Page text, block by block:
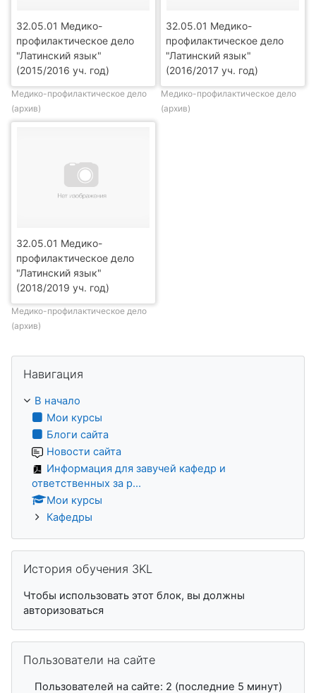
32.05.01 Медико-
профилактическое дело
"Латинский язык"
(2015/2016 уч. год)
Медико-профилактическое дело
(архив)
32.05.01 Медико-
профилактическое дело
"Латинский язык"
(2016/2017 уч. год)
Медико-профилактическое дело
(архив)
32.05.01 Медико-
профилактическое дело
"Латинский язык"
(2018/2019 уч. год)
Медико-профилактическое дело
(архив)
Навигация
В начало
Мои курсы
Блоги сайта
Новости сайта
Информация для завучей кафедр и
ответственных за р...
Мои курсы
Кафедры
История обучения 3KL
Чтобы использовать этот блок, вы должны
авторизоваться
Пользователи на сайте
Пользователей на сайте: 2 (последние 5 минут)